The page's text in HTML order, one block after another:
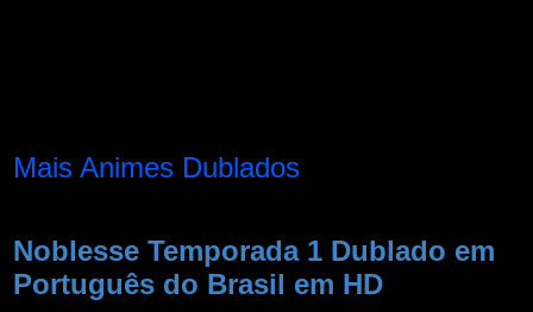
Mais Animes Dublados
Noblesse Temporada 1 Dublado em
Português do Brasil em HD